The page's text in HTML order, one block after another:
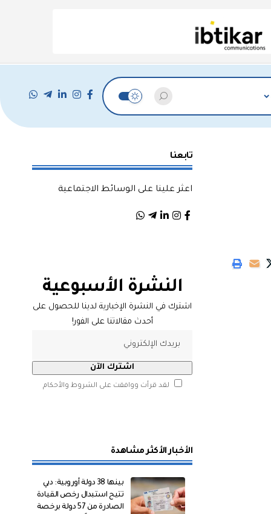
تابعنا
اعثر علينا على الوسائط الاجتماعية
النشرة الأسبوعية
اشترك في النشرة الإخبارية لدينا للحصول على
أحدث مقالاتنا على الفور!
لقد قرأت ووافقت على الشروط والأحكام
الأخبار الأكثر مشاهدة
بينها 38 دولة أوروبية: دبي
تتيح استبدال رخص القيادة
الصادرة من 57 دولة برخصة